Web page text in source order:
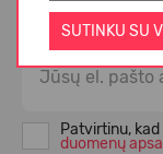
SUTINKU SU
NAUJIENLAIŠKIO
Patvirtinu,
duomenų